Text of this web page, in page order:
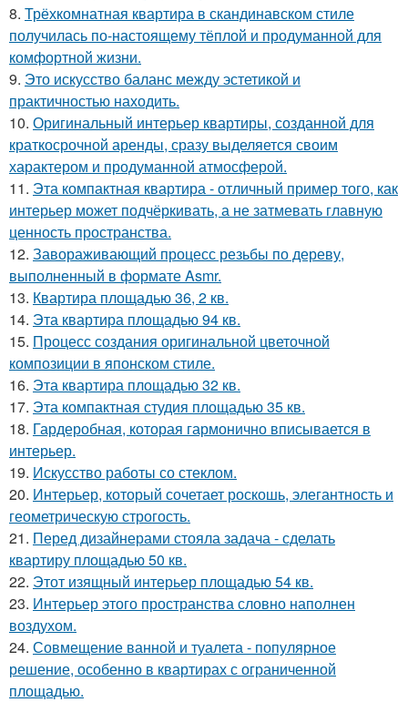
8. Трёхкомнатная квартира в скандинавском стиле
получилась по-настоящему тёплой и продуманной для
комфортной жизни.
9. Это искусство баланс между эстетикой и
практичностью находить.
10. Оригинальный интерьер квартиры, созданной для
краткосрочной аренды, сразу выделяется своим
характером и продуманной атмосферой.
11. Эта компактная квартира - отличный пример того, как
интерьер может подчёркивать, а не затмевать главную
ценность пространства.
12. Завораживающий процесс резьбы по дереву,
выполненный в формате Asmr.
13. Квартира площадью 36, 2 кв.
14. Эта квартира площадью 94 кв.
15. Процесс создания оригинальной цветочной
композиции в японском стиле.
16. Эта квартира площадью 32 кв.
17. Эта компактная студия площадью 35 кв.
18. Гардеробная, которая гармонично вписывается в
интерьер.
19. Искусство работы со стеклом.
20. Интерьер, который сочетает роскошь, элегантность и
геометрическую строгость.
21. Перед дизайнерами стояла задача - сделать
квартиру площадью 50 кв.
22. Этот изящный интерьер площадью 54 кв.
23. Интерьер этого пространства словно наполнен
воздухом.
24. Совмещение ванной и туалета - популярное
решение, особенно в квартирах с ограниченной
площадью.